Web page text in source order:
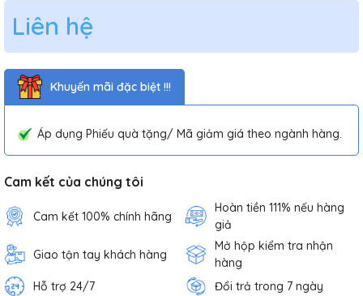
Liên hệ
Khuyến mãi đặc biệt !!!
Áp dụng Phiếu quà tặng/ Mã giảm giá theo ngành hàng.
Cam kết của chúng tôi
Cam kết 100% chính hãng
Hoàn tiền 111% nếu hàng
giả
Giao tận tay khách hàng
Mở hộp kiểm tra nhận
hàng
Hỗ trợ 24/7
Đổi trả trong 7 ngày